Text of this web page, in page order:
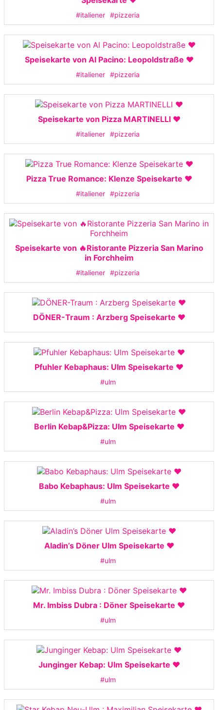
#italiener #pizzeria
Speisekarte von Al Pacino: Leopoldstraße ❤️
#italiener #pizzeria
Speisekarte von Pizza MARTINELLI ❤️
#italiener #pizzeria
Pizza True Romance: Klenze Speisekarte ❤️
#italiener #pizzeria
Speisekarte von 🔥Ristorante Pizzeria San Marino
in Forchheim
#italiener #pizzeria
DÖNER-Traum : Arzberg Speisekarte ❤️
Pfuhler Kebaphaus: Ulm Speisekarte ❤️
#ulm
Berlin Kebap&Pizza: Ulm Speisekarte ❤️
#ulm
Babo Kebaphaus: Ulm Speisekarte ❤️
#ulm
Aladin’s Döner Ulm Speisekarte ❤️
#ulm
Mr. Imbiss Dubra : Döner Speisekarte ❤️
#ulm
Junginger Kebap: Ulm Speisekarte ❤️
#ulm